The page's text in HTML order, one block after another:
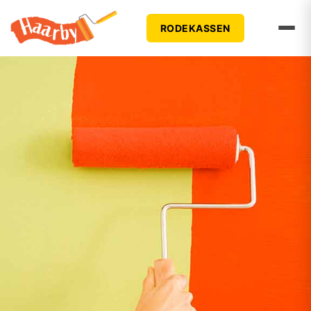
RODEKASSEN